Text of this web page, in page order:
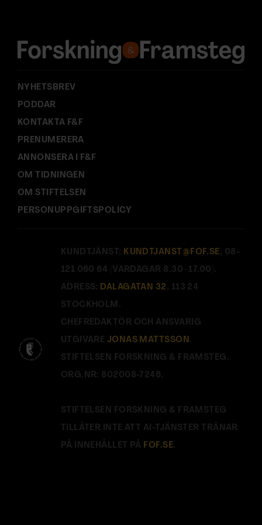
s
:
NYHETSBREV
PODDAR
KONTAKTA F&F
PRENUMERERA
ANNONSERA I F&F
OM TIDNINGEN
OM STIFTELSEN
PERSONUPPGIFTSPOLICY
KUNDTJÄNST: KUNDTJANST@FOF.SE , 08-
121 060 64 (VARDAGAR 8.30–17.00).
ADRESS: DALAGATAN 32 , 113 24
STOCKHOLM.
CHEFREDAKTÖR OCH ANSVARIG
UTGIVARE JONAS MATTSSON.
STIFTELSEN FORSKNING & FRAMSTEG.
ORG.NR: 802008-7246.
STIFTELSEN FORSKNING & FRAMSTEG
TILLÅTER INTE ATT AI-TJÄNSTER TRÄNAR
PÅ INNEHÅLLET PÅ FOF.SE.